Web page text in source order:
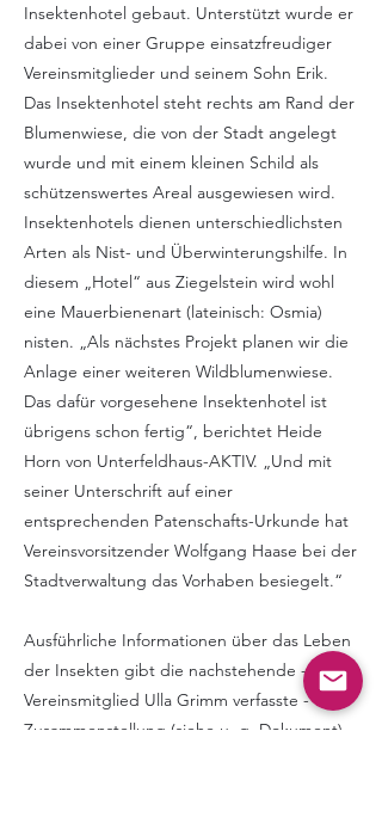
Insektenhotel gebaut. Unterstützt wurde er
dabei von einer Gruppe einsatzfreudiger
Vereinsmitglieder und seinem Sohn Erik.
Das Insektenhotel steht rechts am Rand der
Blumenwiese, die von der Stadt angelegt
wurde und mit einem kleinen Schild als
schützenswertes Areal ausgewiesen wird.
Insektenhotels dienen unterschiedlichsten
Arten als Nist- und Überwinterungshilfe. In
diesem „Hotel“ aus Ziegelstein wird wohl
eine Mauerbienenart (lateinisch: Osmia)
nisten. „Als nächstes Projekt planen wir die
Anlage einer weiteren Wildblumenwiese.
Das dafür vorgesehene Insektenhotel ist
übrigens schon fertig“, berichtet Heide
Horn von Unterfeldhaus-AKTIV. „Und mit
seiner Unterschrift auf einer
entsprechenden Patenschafts-Urkunde hat
Vereinsvorsitzender Wolfgang Haase bei der
Stadtverwaltung das Vorhaben besiegelt.“
Ausführliche Informationen über das Leben
der Insekten gibt die nachstehende - von
Vereinsmitglied Ulla Grimm verfasste -
Zusammenstellung (siehe u. g. Dokument).